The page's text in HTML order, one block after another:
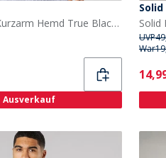
Solid Herren Kurzarm Hemd True Black Melange
Ausverkauf
Solid
UVP
War